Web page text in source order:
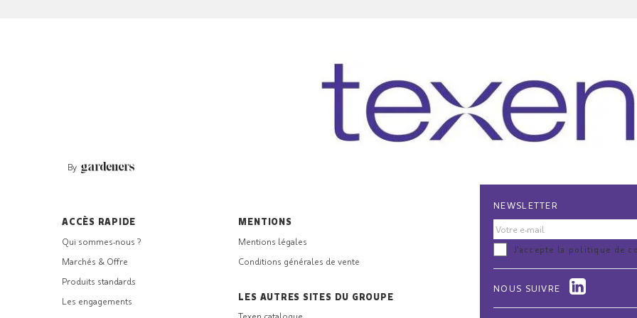
By
ACCÈS RAPIDE
Qui sommes-nous ?
Marchés & Offre
Produits standards
Les engagements
MENTIONS
Mentions légales
Conditions générales de vente
LES AUTRES SITES DU GROUPE
NEWSLETTER
J'accepte la politique de
NOUS SUIVRE